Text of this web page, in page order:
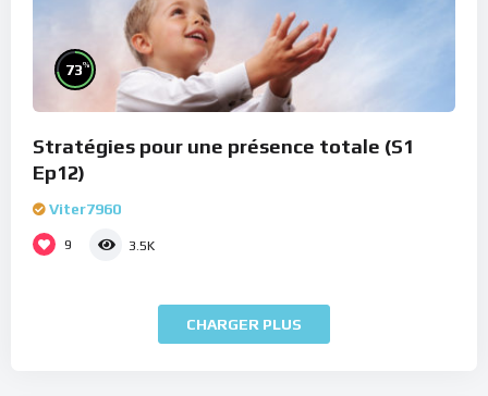
73%
Stratégies pour une présence totale (S1
Ep12)
Viter7960
9 3.5K
CHARGER PLUS